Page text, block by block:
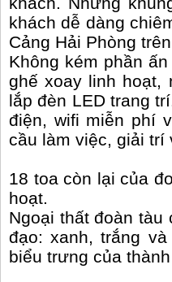
khách dễ dàng
Cảng Hải Phòng
Không kém phần
ghế xoay linh hoạt,
lắp đèn LED trang
điện, wifi miễn phí
cầu làm việc, giải trí
18 toa còn lại của
hoạt.
Ngoại thất đoàn
đạo: xanh, trắng
biểu trưng của